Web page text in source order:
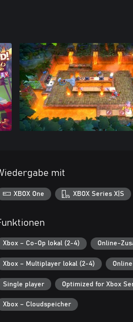
mit
XBOX One XBOX Series X|S
Xbox – Co-Op lokal (2-4) Online-
Xbox – Multiplayer lokal (2-4)
Single player Optimized for Xbox
Xbox – Cloudspeicher